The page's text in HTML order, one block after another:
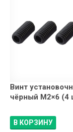
Винт
чёрный М2×6 (4
В КОРЗИНУ